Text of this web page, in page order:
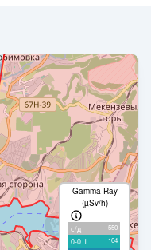
Gamma Ray
(µSv/h)
с/д 550
0-0.1 104